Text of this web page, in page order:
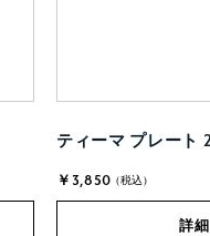
ティーマ プレート
￥3,850 (税込)
詳